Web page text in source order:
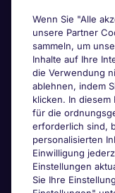
Wenn Sie "Alle
unsere Partner
sammeln, um
Inhalte auf Ihre
die Verwendung
ablehnen, indem
klicken. In
für die
erforderlich sind,
personalisierten
Einwilligung
Einstellungen
Sie Ihre